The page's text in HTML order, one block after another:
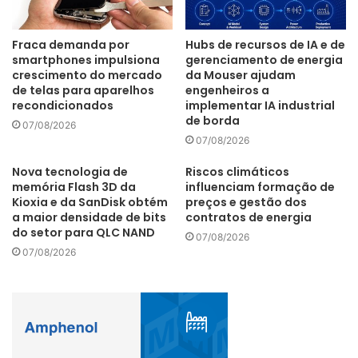
“Uma das premissas da Reforma Tributária é justamente
erradicar a guerra fiscal fraticida entre estados que em
nada contribui para o desenvolvimento industrial do país”.
E esse quadro não afeta apenas a indústria de bens de
informática estabelecida fora da ZFM, mas toda e qualquer
região, como produtos químicos, metalúrgicos,
metalmecânico, gráfico, alimentício, ótico, brinquedos,
entre outros.
hoje para alertar governos estaduais e da base industrial
Fraca demanda por
smartphones impulsiona
crescimento do mercado
de telas para aparelhos
recondicionados
07/08/2026
Hubs de recursos de IA e de
gerenciamento de energia
da Mouser ajudam
engenheiros a
implementar IA industrial
de borda
07/08/2026
Nova tecnologia de
memória Flash 3D da
Kioxia e da SanDisk obtém
a maior densidade de bits
do setor para QLC NAND
07/08/2026
Riscos climáticos
influenciam formação de
preços e gestão dos
contratos de energia
07/08/2026